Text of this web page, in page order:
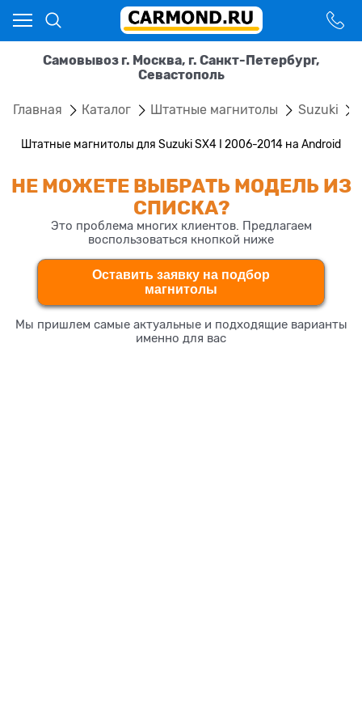
Самовывоз г. Москва, г. Санкт-Петербург,
Севастополь
Главная Каталог Штатные магнитолы Suzuki
Штатные магнитолы для Suzuki SX4 I 2006-2014 на Android
НЕ МОЖЕТЕ ВЫБРАТЬ МОДЕЛЬ ИЗ
СПИСКА?
Это проблема многих клиентов. Предлагаем
воспользоваться кнопкой ниже
Оставить заявку на подбор
магнитолы
Мы пришлем самые актуальные и подходящие варианты
именно для вас